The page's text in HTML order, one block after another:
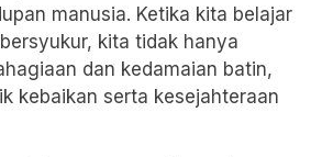
manusia. Ketika kita belajar
kita tidak hanya
dan kedamaian batin,
kebaikan serta kesejahteraan